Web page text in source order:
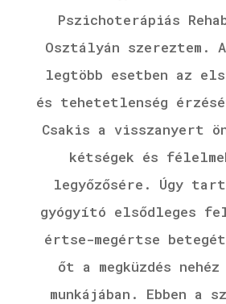
Pszichoterápiás
Osztályán szereztem.
legtöbb esetben az
és tehetetlenség
Csakis a visszanyert
kétségek és
legyőzősére. Úgy
gyógyító elsődleges
értse-megértse
őt a megküzdés
munkájában. Ebben a